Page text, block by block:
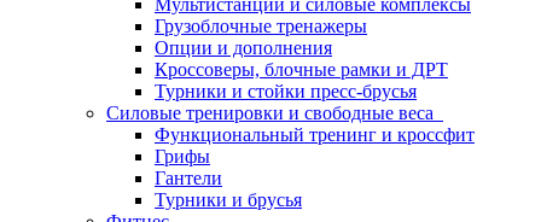
Мультистанции и силовые комплексы
Грузоблочные тренажеры
Опции и дополнения
Кроссоверы, блочные рамки и ДРТ
Турники и стойки пресс-брусья
Силовые тренировки и свободные веса
Функциональный тренинг и кроссфит
Грифы
Гантели
Турники и брусья